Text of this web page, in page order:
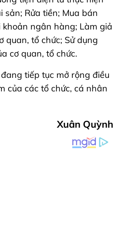
Rửa tiền; Mua bán
ngân hàng; Làm giả
quan, tổ chức; Sử dụng
cơ quan, tổ chức.
tiếp tục mở rộng điều
của các tổ chức, cá nhân
Xuân Quỳnh